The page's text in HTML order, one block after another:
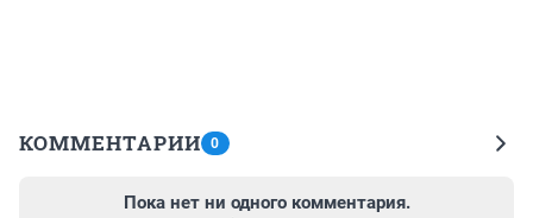
КОММЕНТАРИИ 0
Пока нет ни одного комментария.